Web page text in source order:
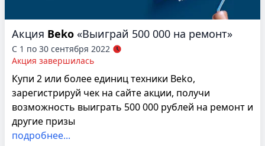
Акция Beko «Выиграй 500 000 на ремонт»
С 1 по 30 сентября 2022
Акция завершилась
Купи 2 или более единиц техники Beko,
зарегистрируй чек на сайте акции, получи
возможность выиграть 500 000 рублей на ремонт и
другие призы
подробнее...